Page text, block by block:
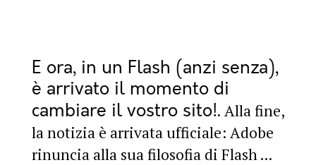
E ora, in un Flash (anzi senza),
è arrivato il momento di
cambiare il vostro sito! Alla fine,
la notizia è arrivata ufficiale: Adobe
rinuncia alla sua filosofia di Flash ...